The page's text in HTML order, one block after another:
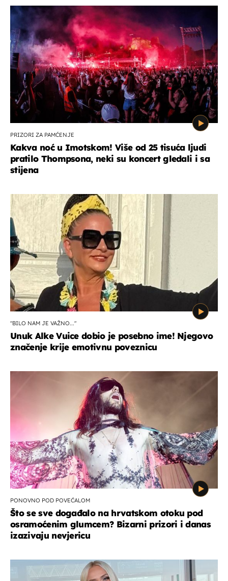
PRIZORI ZA PAMĆENJE
Kakva noć u Imotskom! Više od 25 tisuća ljudi
pratilo Thompsona, neki su koncert gledali i sa
stijena
"BILO NAM JE VAŽNO..."
Unuk Alke Vuice dobio je posebno ime! Njegovo
značenje krije emotivnu poveznicu
PONOVNO POD POVEĆALOM
Što se sve događalo na hrvatskom otoku pod
osramoćenim glumcem? Bizarni prizori i danas
izazivaju nevjericu